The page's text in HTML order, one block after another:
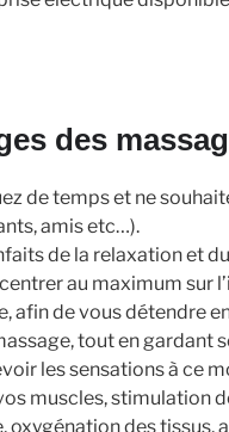
des
de temps et ne
amis etc…).
de la relaxation et
au maximum sur
afin de vous détendre
tout en gardant
les sensations à ce
muscles, stimulation
oxygénation des tissus,